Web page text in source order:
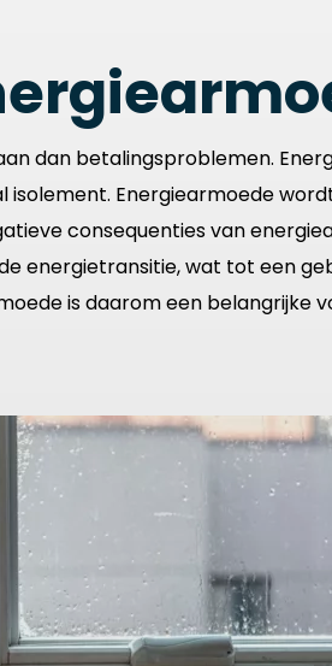
dan betalingsproblemen.
isolement. Energiearmoede
consequenties van
energietransitie, wat tot een
is daarom een belangrijke